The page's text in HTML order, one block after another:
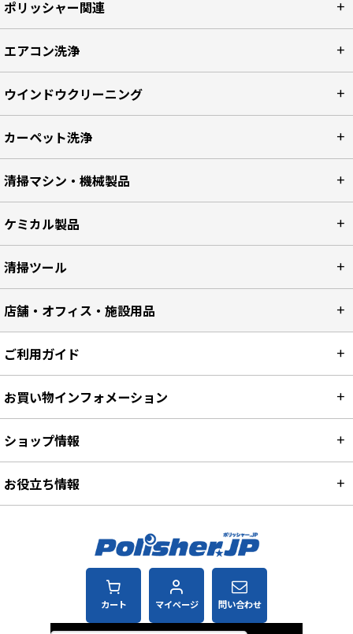
ポリッシャー関連
エアコン洗浄
ウインドウクリーニング
カーペット洗浄
清掃マシン・機械製品
ケミカル製品
清掃ツール
店舗・オフィス・施設用品
カート マイページ 問い合わせ
ご利用ガイド
お買い物インフォメーション
ショップ情報
お役立ち情報